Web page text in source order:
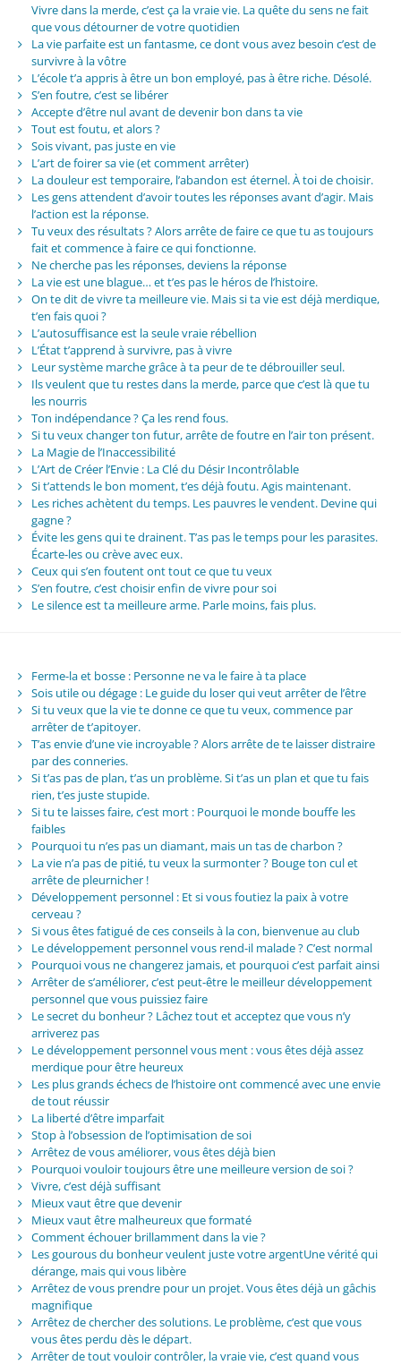
Vivre dans la merde, c’est ça la vraie vie. La quête du sens ne fait
que vous détourner de votre quotidien
La vie parfaite est un fantasme, ce dont vous avez besoin c’est de
survivre à la vôtre
L’école t’a appris à être un bon employé, pas à être riche. Désolé.
S’en foutre, c’est se libérer
Accepte d’être nul avant de devenir bon dans ta vie
Tout est foutu, et alors ?
Sois vivant, pas juste en vie
L’art de foirer sa vie (et comment arrêter)
La douleur est temporaire, l’abandon est éternel. À toi de choisir.
Les gens attendent d’avoir toutes les réponses avant d’agir. Mais
l’action est la réponse.
Tu veux des résultats ? Alors arrête de faire ce que tu as toujours
fait et commence à faire ce qui fonctionne.
Ne cherche pas les réponses, deviens la réponse
La vie est une blague… et t’es pas le héros de l’histoire.
On te dit de vivre ta meilleure vie. Mais si ta vie est déjà merdique,
t’en fais quoi ?
L’autosuffisance est la seule vraie rébellion
L’État t’apprend à survivre, pas à vivre
Leur système marche grâce à ta peur de te débrouiller seul.
Ils veulent que tu restes dans la merde, parce que c’est là que tu
les nourris
Ton indépendance ? Ça les rend fous.
Si tu veux changer ton futur, arrête de foutre en l’air ton présent.
La Magie de l’Inaccessibilité
L’Art de Créer l’Envie : La Clé du Désir Incontrôlable
Si t’attends le bon moment, t’es déjà foutu. Agis maintenant.
Les riches achètent du temps. Les pauvres le vendent. Devine qui
gagne ?
Évite les gens qui te drainent. T’as pas le temps pour les parasites.
Écarte-les ou crève avec eux.
Ceux qui s’en foutent ont tout ce que tu veux
S’en foutre, c’est choisir enfin de vivre pour soi
Le silence est ta meilleure arme. Parle moins, fais plus.
Ferme-la et bosse : Personne ne va le faire à ta place
Sois utile ou dégage : Le guide du loser qui veut arrêter de l’être
Si tu veux que la vie te donne ce que tu veux, commence par
arrêter de t’apitoyer.
T’as envie d’une vie incroyable ? Alors arrête de te laisser distraire
par des conneries.
Si t’as pas de plan, t’as un problème. Si t’as un plan et que tu fais
rien, t’es juste stupide.
Si tu te laisses faire, c’est mort : Pourquoi le monde bouffe les
faibles
Pourquoi tu n’es pas un diamant, mais un tas de charbon ?
La vie n’a pas de pitié, tu veux la surmonter ? Bouge ton cul et
arrête de pleurnicher !
Développement personnel : Et si vous foutiez la paix à votre
cerveau ?
Si vous êtes fatigué de ces conseils à la con, bienvenue au club
Le développement personnel vous rend-il malade ? C’est normal
Pourquoi vous ne changerez jamais, et pourquoi c’est parfait ainsi
Arrêter de s’améliorer, c’est peut-être le meilleur développement
personnel que vous puissiez faire
Le secret du bonheur ? Lâchez tout et acceptez que vous n’y
arriverez pas
Le développement personnel vous ment : vous êtes déjà assez
merdique pour être heureux
Les plus grands échecs de l’histoire ont commencé avec une envie
de tout réussir
La liberté d’être imparfait
Stop à l’obsession de l’optimisation de soi
Arrêtez de vous améliorer, vous êtes déjà bien
Pourquoi vouloir toujours être une meilleure version de soi ?
Vivre, c’est déjà suffisant
Mieux vaut être que devenir
Mieux vaut être malheureux que formaté
Comment échouer brillamment dans la vie ?
Les gourous du bonheur veulent juste votre argentUne vérité qui
dérange, mais qui vous libère
Arrêtez de vous prendre pour un projet. Vous êtes déjà un gâchis
magnifique
Arrêtez de chercher des solutions. Le problème, c’est que vous
vous êtes perdu dès le départ.
Arrêter de tout vouloir contrôler, la vraie vie, c’est quand vous